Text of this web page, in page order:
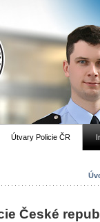
Útvary Policie ČR
České